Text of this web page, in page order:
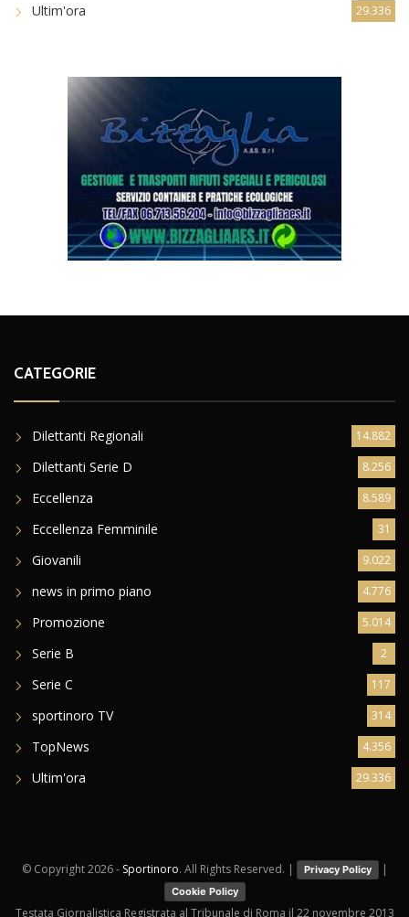
Ultim'ora 29.336
CATEGORIE
Dilettanti Regionali 14.882
Dilettanti Serie D 8.256
Eccellenza 8.589
Eccellenza Femminile 31
Giovanili 9.022
news in primo piano 4.776
Promozione 5.014
Serie B 2
Serie C 117
sportinoro TV 314
TopNews 4.356
Ultim'ora 29.336
© Copyright2026 - Sportinoro. All Rights Reserved. | Privacy Policy |
Cookie Policy
Testata Giornalistica Registrata al Tribunale di Roma il 22 novembre 2013